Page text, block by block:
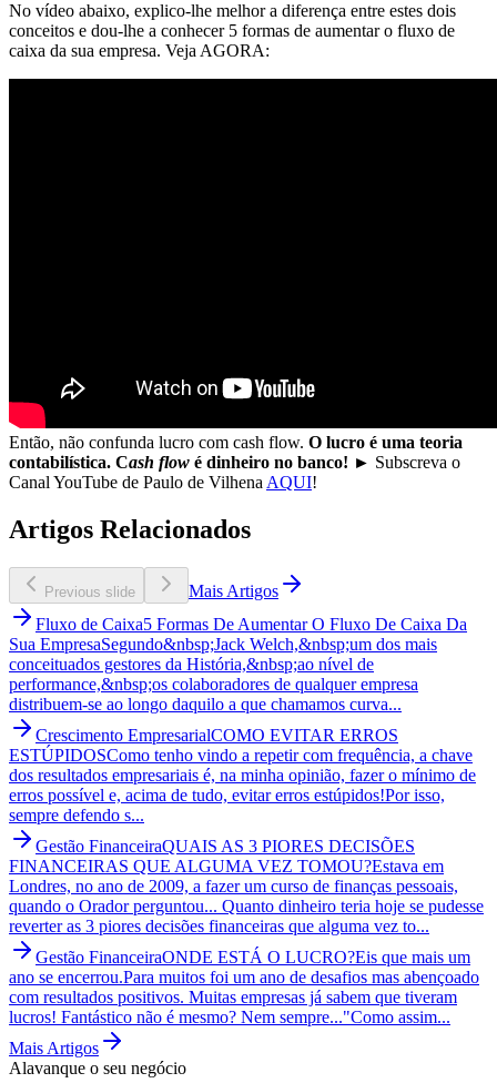
No vídeo abaixo, explico-lhe melhor a diferença entre estes dois
conceitos e dou-lhe a conhecer 5 formas de aumentar o fluxo de
caixa da sua empresa. Veja AGORA:
Então, não confunda lucro com cash flow. O lucro é uma teoria
contabilística. Cash flow é dinheiro no banco! ► Subscreva o
Canal YouTube de Paulo de VilhenaAQUI!
Artigos Relacionados
Previous slide
Mais Artigos
Fluxo de Caixa5 Formas De Aumentar O Fluxo De Caixa Da
Sua EmpresaSegundo&nbsp;Jack Welch,&nbsp;um dos mais
conceituados gestores da História,&nbsp;ao nível de
performance,&nbsp;os colaboradores de qualquer empresa
distribuem-se ao longo daquilo a que chamamos curva...
Crescimento EmpresarialCOMO EVITAR ERROS
ESTÚPIDOSComo tenho vindo a repetir com frequência, a chave
dos resultados empresariais é, na minha opinião, fazer o mínimo de
erros possível e, acima de tudo, evitar erros estúpidos!Por isso,
sempre defendo s...
Gestão FinanceiraQUAIS AS 3 PIORES DECISÕES
FINANCEIRAS QUE ALGUMA VEZ TOMOU?Estava em
Londres, no ano de 2009, a fazer um curso de finanças pessoais,
quando o Orador perguntou... Quanto dinheiro teria hoje se pudesse
reverter as 3 piores decisões financeiras que alguma vez to...
Gestão FinanceiraONDE ESTÁ O LUCRO?Eis que mais um
ano se encerrou.Para muitos foi um ano de desafios mas abençoado
com resultados positivos. Muitas empresas já sabem que tiveram
lucros! Fantástico não é mesmo? Nem sempre..."Como assim...
Mais Artigos
Alavanque o seu negócio